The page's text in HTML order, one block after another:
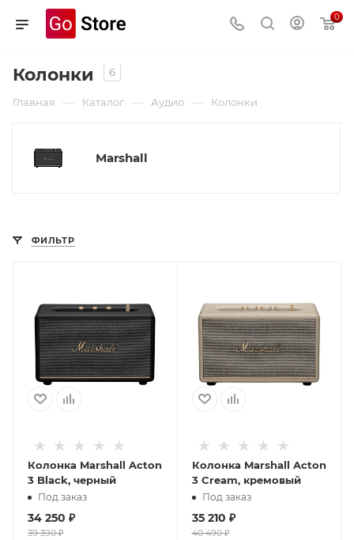
0
Колонки 6
Главная — Каталог — Аудио — Колонки
Marshall
ФИЛЬТР
Колонка Marshall Acton
3 Black, черный
Под заказ
34 250 ₽
39 390₽
Колонка Marshall Acton
3 Cream, кремовый
Под заказ
35 210 ₽
40 490₽